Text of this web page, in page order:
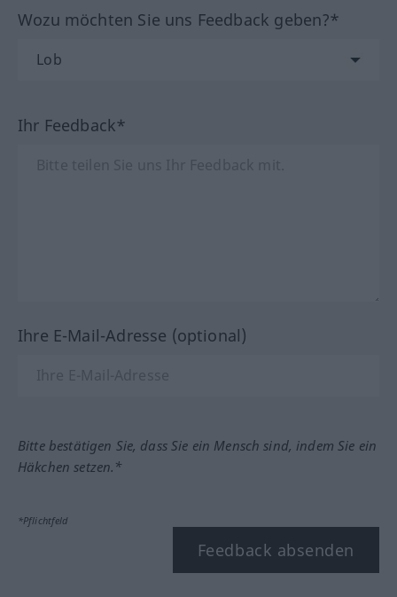
Wozu möchten Sie uns Feedback geben?*
Ihr Feedback*
Ihre E-Mail-Adresse (optional)
Bitte bestätigen Sie, dass Sie ein Mensch sind, indem Sie ein
Häkchen setzen.*
*Pflichtfeld
Feedback absenden